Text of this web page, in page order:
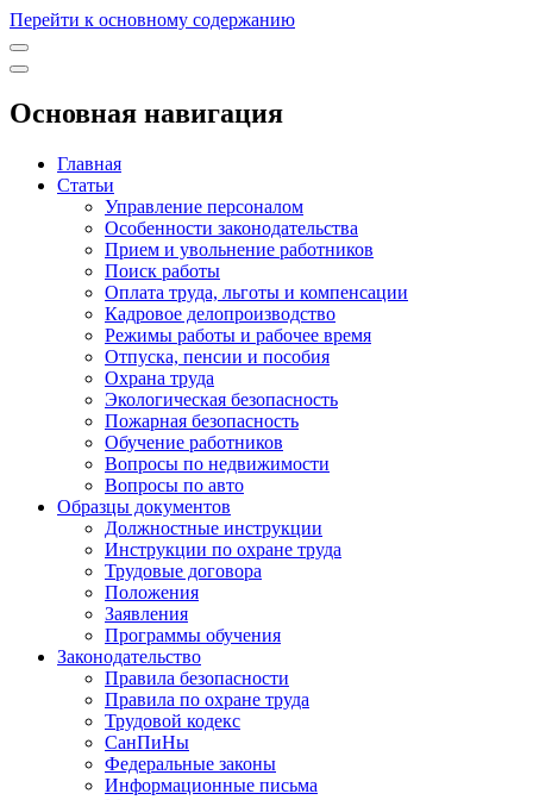
Перейти к основному содержанию
Основная навигация
Главная
Статьи
Управление персоналом
Особенности законодательства
Прием и увольнение работников
Поиск работы
Оплата труда, льготы и компенсации
Кадровое делопроизводство
Режимы работы и рабочее время
Отпуска, пенсии и пособия
Охрана труда
Экологическая безопасность
Пожарная безопасность
Обучение работников
Вопросы по недвижимости
Вопросы по авто
Образцы документов
Должностные инструкции
Инструкции по охране труда
Трудовые договора
Положения
Заявления
Программы обучения
Законодательство
Правила безопасности
Правила по охране труда
Трудовой кодекс
СанПиНы
Федеральные законы
Информационные письма